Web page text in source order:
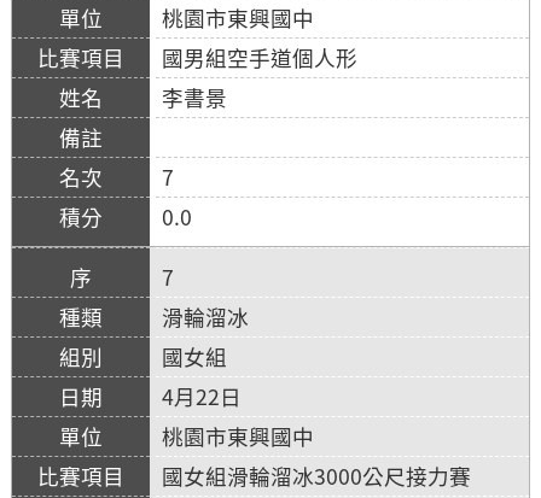
桃園市東興國中
國男組空手道個人形
李書景
7
0.0
7
滑輪溜冰
國女組
4月22日
桃園市東興國中
國女組滑輪溜冰3000公尺接力賽